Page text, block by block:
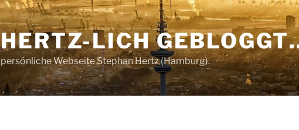
HERTZ-LICH
persönliche Webseite Stephan Hertz (Hamburg).